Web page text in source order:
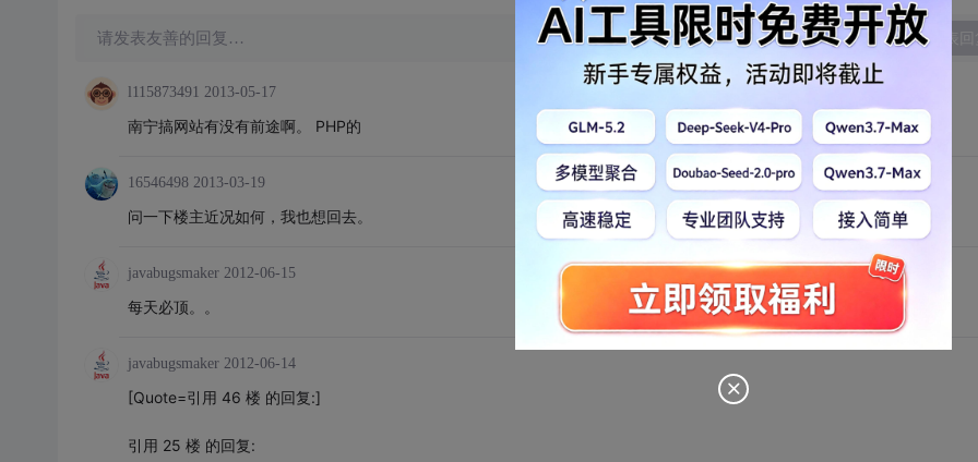
请发表友善的回复… 发表回
l115873491 2013-05-17
南宁搞网站有没有前途啊。 PHP的
16546498 2013-03-19
问一下楼主近况如何，我也想回去。
javabugsmaker 2012-06-15
每天必顶。。
javabugsmaker 2012-06-14
[Quote=引用 46 楼 的回复:]
引用 25 楼 的回复: